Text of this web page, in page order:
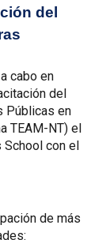
del
cabo en
del
Públicas en
TEAM-NT) el
School con el
de más